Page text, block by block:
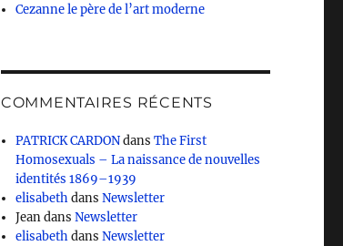
Cezanne le père de l’art moderne
COMMENTAIRES RÉCENTS
PATRICK CARDONdansThe First
Homosexuals – La naissance de nouvelles
identités 1869–1939
elisabethdansNewsletter
JeandansNewsletter
elisabethdansNewsletter